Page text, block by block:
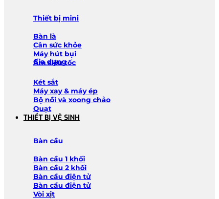
Thiết bị mini
Bàn là
Cân sức khỏe
Máy hút bụi
Ấm siêu tốc
Gia dụng
Két sắt
Máy xay & máy ép
Bộ nồi và xoong chảo
Quạt
THIẾT BỊ VỆ SINH
Bàn cầu
Bàn cầu 1 khối
Bàn cầu 2 khối
Bàn cầu điện tử
Bàn cầu điện tử
Vòi xịt